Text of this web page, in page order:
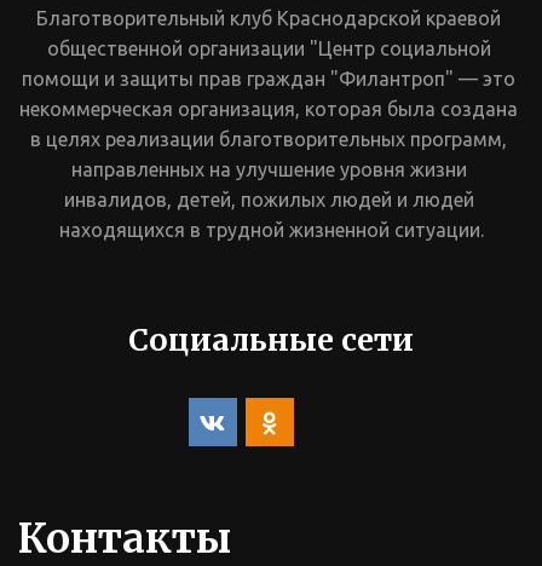
Благотворительный клуб Краснодарской краевой
общественной организации "Центр социальной
помощи и защиты прав граждан "Филантроп" — это
некоммерческая организация, которая была создана
в целях реализации благотворительных программ,
направленных на улучшение уровня жизни
инвалидов, детей, пожилых людей и людей
находящихся в трудной жизненной ситуации.
Социальные сети
Контакты